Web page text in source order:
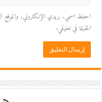
احفظ اسمي، بريدي الإلكتروني، والموقع
المقبلة في تعليقي.